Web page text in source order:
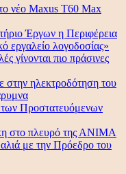
νέο Maxus T60 Max
Έργων η Περιφέρεια
εργαλείο λογοδοσίας»
γίνονται πιο πράσινες
ηλεκτροδότηση του
Προστατευόμενων
στο πλευρό της ΑΝΙΜΑ
με την Πρόεδρο του